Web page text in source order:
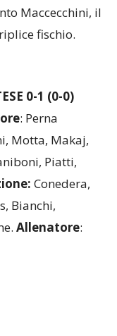
Maccecchini, il
fischio.
0-1 (0-0)
: Perna
Motta, Makaj,
Piatti,
Conedera,
Bianchi,
Allenatore: